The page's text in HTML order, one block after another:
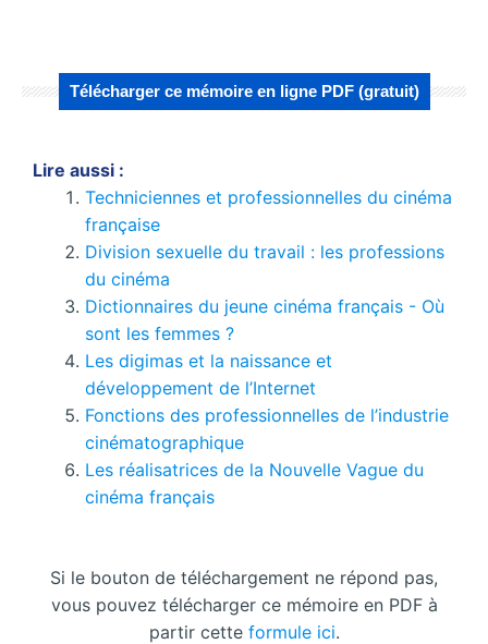
Télécharger ce mémoire en ligne PDF (gratuit)
Lire aussi :
Techniciennes et professionnelles du cinéma
française
Division sexuelle du travail : les professions
du cinéma
Dictionnaires du jeune cinéma français - Où
sont les femmes ?
Les digimas et la naissance et
développement de l’Internet
Fonctions des professionnelles de l’industrie
cinématographique
Les réalisatrices de la Nouvelle Vague du
cinéma français
Si le bouton de téléchargement ne répond pas,
vous pouvez télécharger ce mémoire en PDF à
partir cette formule ici.